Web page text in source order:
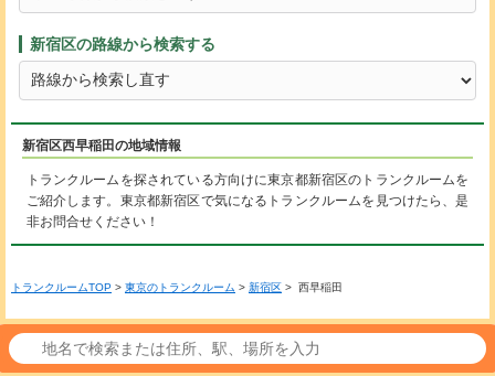
新宿区の路線から検索する
新宿区西早稲田の地域情報
トランクルームを探されている方向けに東京都新宿区のトランクルームを
ご紹介します。東京都新宿区で気になるトランクルームを見つけたら、是
非お問合せください！
トランクルームTOP > 東京のトランクルーム > 新宿区 > 西早稲田